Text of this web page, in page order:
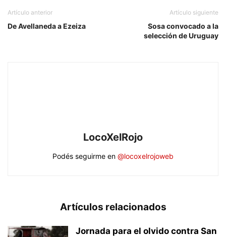
Artículo anterior
De Avellaneda a Ezeiza
Artículo siguiente
Sosa convocado a la
selección de Uruguay
LocoXelRojo
Podés seguirme en @locoxelrojoweb
Artículos relacionados
Jornada para el olvido contra San